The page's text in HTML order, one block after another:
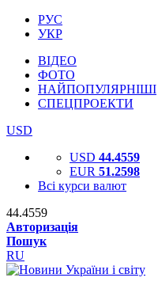
РУС
УКР
ВІДЕО
ФОТО
НАЙПОПУЛЯРНІШІ
СПЕЦПРОЕКТИ
USD
USD 44.4559
EUR 51.2598
Всі курси валют
44.4559
Авторизація
Пошук
RU